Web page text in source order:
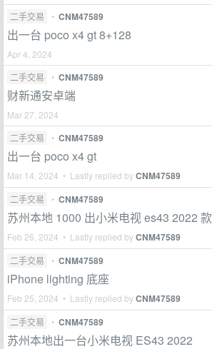
二手交易 • CNM47589
出一台 poco x4 gt 8+128
Apr 4, 2024
二手交易
• CNM47589
财新通安卓端
Mar 27, 2024
二手交易
• CNM47589
出一台 poco x4 gt
Mar 14, 2024 • Lastly replied byCNM47589
二手交易 • CNM47589
苏州本地 1000 出小米电视 es43 2022 款
Feb 26, 2024 • Lastly replied byCNM47589
二手交易 • CNM47589
iPhone lighting 底座
Feb 25, 2024 • Lastly replied byCNM47589
二手交易 • CNM47589
苏州本地出一台小米电视 ES43 2022